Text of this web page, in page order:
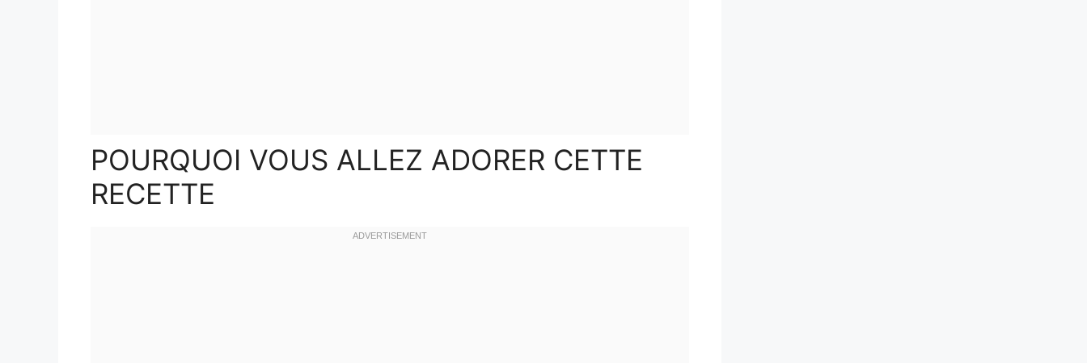
POURQUOI VOUS ALLEZ ADORER CETTE
RECETTE